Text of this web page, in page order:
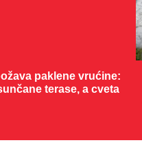
paklene vrućine:
terase, a cveta